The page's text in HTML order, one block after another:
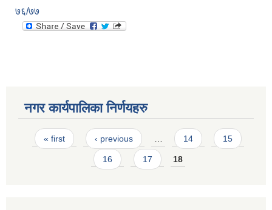
७६/७७
नगर कार्यपालिका निर्णयहरु
Pages
« first ‹ previous … 14 15
16 17 18